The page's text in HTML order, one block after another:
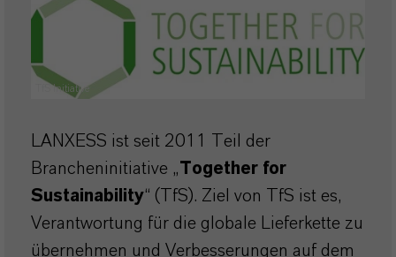
TfS Initiative
LANXESS ist seit 2011 Teil der
Brancheninitiative „Together for
Sustainability“ (TfS). Ziel von TfS ist es,
Verantwortung für die globale Lieferkette zu
übernehmen und Verbesserungen auf dem